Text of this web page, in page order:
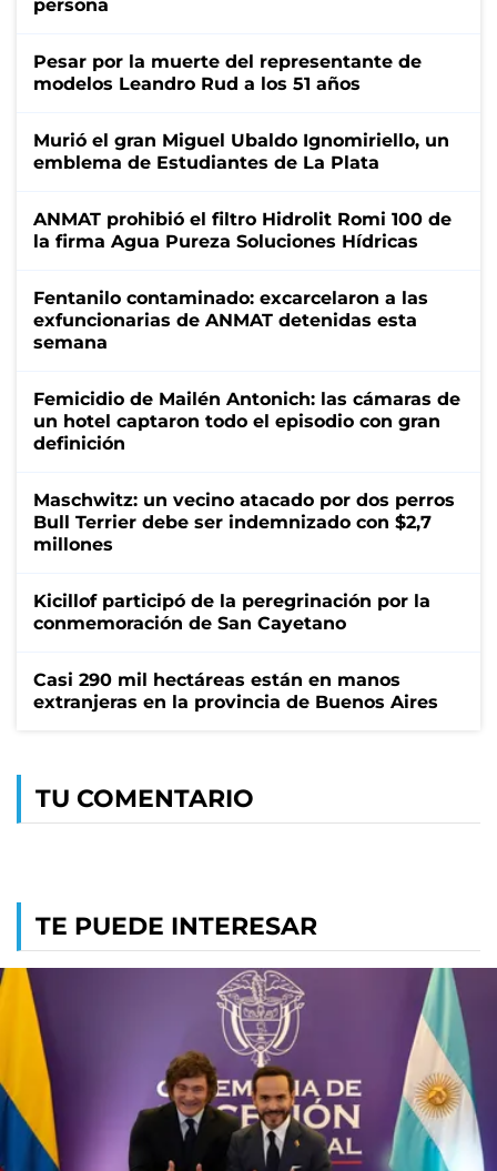
persona
Pesar por la muerte del representante de
modelos Leandro Rud a los 51 años
Murió el gran Miguel Ubaldo Ignomiriello, un
emblema de Estudiantes de La Plata
ANMAT prohibió el filtro Hidrolit Romi 100 de
la firma Agua Pureza Soluciones Hídricas
Fentanilo contaminado: excarcelaron a las
exfuncionarias de ANMAT detenidas esta
semana
Femicidio de Mailén Antonich: las cámaras de
un hotel captaron todo el episodio con gran
definición
Maschwitz: un vecino atacado por dos perros
Bull Terrier debe ser indemnizado con $2,7
millones
Kicillof participó de la peregrinación por la
conmemoración de San Cayetano
Casi 290 mil hectáreas están en manos
extranjeras en la provincia de Buenos Aires
TU COMENTARIO
TE PUEDE INTERESAR